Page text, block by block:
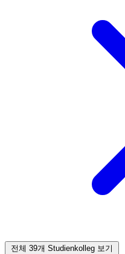
전체 39개 Studienkolleg 보기